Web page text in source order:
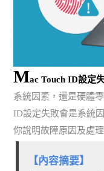
Mac Touch ID設定
系統因素，還是硬體
ID設定失敗會是系統
你說明故障原因及處理
【內容摘要】